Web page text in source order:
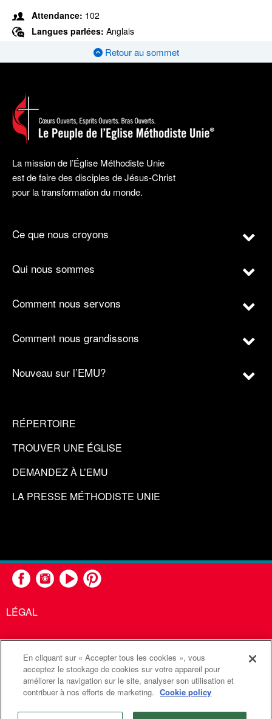
Attendance: 102
Langues parlées: Anglais
Retour au sommet
La mission de l’Église Méthodiste Unie
est de faire des disciples de Jésus-Christ
pour la transformation du monde.
Ce que nous croyons
Qui nous sommes
Comment nous servons
Comment nous grandissons
Nouveau sur l’EMU?
RÉPERTOIRE
TROUVER UNE ÉGLISE
DEMANDEZ À L’EMU
LA PRESSE MÉTHODISTE UNIE
LÉGAL
United Methodist Communications est une agence de l'Église
Méthodiste Unie
Communications Méthodistes Unies. Tous droits
réservés
En cliquant sur « Accepter tous les cookies », vous
acceptez le stockage de cookies sur votre appareil pour
améliorer la navigation sur le site, analyser son utilisation et
contribuer à nos efforts de marketing. Cookie policy